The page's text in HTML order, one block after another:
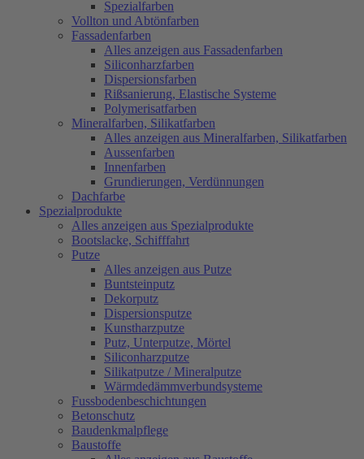
Spezialfarben
Vollton und Abtönfarben
Fassadenfarben
Alles anzeigen aus Fassadenfarben
Siliconharzfarben
Dispersionsfarben
Rißsanierung, Elastische Systeme
Polymerisatfarben
Mineralfarben, Silikatfarben
Alles anzeigen aus Mineralfarben, Silikatfarben
Aussenfarben
Innenfarben
Grundierungen, Verdünnungen
Dachfarbe
Spezialprodukte
Alles anzeigen aus Spezialprodukte
Bootslacke, Schifffahrt
Putze
Alles anzeigen aus Putze
Buntsteinputz
Dekorputz
Dispersionsputze
Kunstharzputze
Putz, Unterputze, Mörtel
Siliconharzputze
Silikatputze / Mineralputze
Wärmdedämmverbundsysteme
Fussbodenbeschichtungen
Betonschutz
Baudenkmalpflege
Baustoffe